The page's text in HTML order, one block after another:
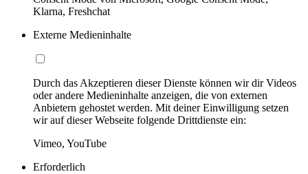
Klarna, Freshchat
Externe Medieninhalte
Durch das Akzeptieren dieser Dienste können wir dir Videos
oder andere Medieninhalte anzeigen, die von externen
Anbietern gehostet werden. Mit deiner Einwilligung setzen
wir auf dieser Webseite folgende Drittdienste ein:
Vimeo, YouTube
Erforderlich